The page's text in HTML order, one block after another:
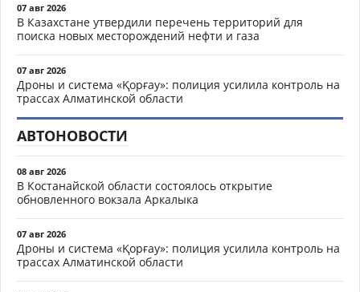
07 авг 2026
В Казахстане утвердили перечень территорий для
поиска новых месторождений нефти и газа
07 авг 2026
Дроны и система «Қорғау»: полиция усилила контроль на
трассах Алматинской области
АВТОНОВОСТИ
08 авг 2026
В Костанайской области состоялось открытие
обновленного вокзала Аркалыка
07 авг 2026
Дроны и система «Қорғау»: полиция усилила контроль на
трассах Алматинской области